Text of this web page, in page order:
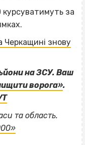
за
Черкащині знову
на ЗСУ. Ваш
ворога».
та область.